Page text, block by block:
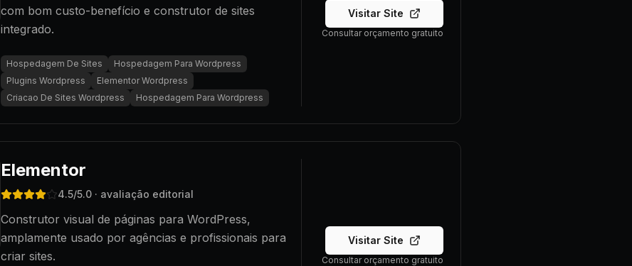
com bom custo-benefício e construtor de sites
integrado.
Hospedagem De Sites
Hospedagem Para Wordpress
Plugins Wordpress
Elementor Wordpress
Criacao De Sites Wordpress
Hospedagem Para Wordpress
Visitar Site
Consultar orçamento gratuito
Elementor
4.5/5.0 · avaliação editorial
Construtor visual de páginas para WordPress,
amplamente usado por agências e profissionais para
criar sites.
Visitar Site
Consultar orçamento gratuito